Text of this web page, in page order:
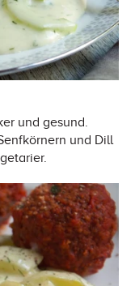
und gesund.
und Dill